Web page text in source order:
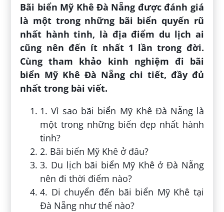
Bãi biển Mỹ Khê Đà Nẵng được đánh giá
là một trong những bãi biển quyến rũ
nhất hành tinh, là địa điểm du lịch ai
cũng nên đến ít nhất 1 lần trong đời.
Cùng tham khảo kinh nghiệm đi bãi
biển Mỹ Khê Đà Nẵng chi tiết, đầy đủ
nhất trong bài viết.
1. Vì sao bãi biển Mỹ Khê Đà Nẵng là
một trong những biển đẹp nhất hành
tinh?
2. Bãi biển Mỹ Khê ở đâu?
3. Du lịch bãi biển Mỹ Khê ở Đà Nẵng
nên đi thời điểm nào?
4. Di chuyển đến bãi biển Mỹ Khê tại
Đà Nẵng như thế nào?